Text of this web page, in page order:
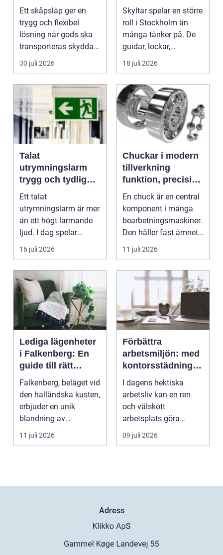
företag och
privatpersoner
Ett skåpsläp ger en
trygg och flexibel
lösning när gods ska
transporteras skyddat
mot väder, insyn o...
30 juli 2026
i stadsmiljön
Skyltar spelar en större
roll i Stockholm än
många tänker på. De
guidar, lockar,
inspirerar och skap...
18 juli 2026
Talat
utrymningslarm
trygg och tydlig
vägledning vid kris
Ett talat
utrymningslarm är mer
än ett högt larmande
ljud. I dag spelar
tydliga
a...
16 juli 2026
Chuckar i modern
tillverkning
funktion, precision
och smarta val
En chuck är en central
komponent i många
bearbetningsmaskiner.
Den håller fast ämnet
eller verktyget...
11 juli 2026
Lediga lägenheter
i Falkenberg: En
guide till rätt
bostad för dig
Falkenberg, beläget vid
den halländska kusten,
erbjuder en unik
blandning av
naturskö...
11 juli 2026
Förbättra
arbetsmiljön: med
kontorsstädning i
Stockholm
I dagens hektiska
arbetsliv kan en ren
och välskött
arbetsplats göra
underverk fö...
09 juli 2026
Adress